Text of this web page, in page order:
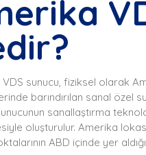
sunucu, fiziksel olarak
barındırılan sanal özel
sanallaştırma
oluşturulur. Amerika
ABD içinde yer